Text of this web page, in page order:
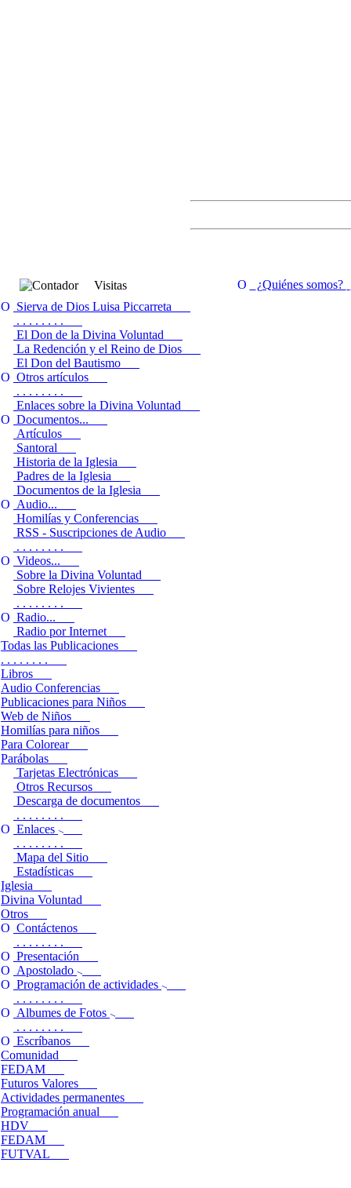
Visitas ¿Quiénes somos?
Sierva de Dios Luisa Piccarreta
. . . . . . . .
El Don de la Divina Voluntad
La Redención y el Reino de Dios
El Don del Bautismo
Otros artículos
. . . . . . . .
Enlaces sobre la Divina Voluntad
Documentos...
Artículos
Santoral
Historia de la Iglesia
Padres de la Iglesia
Documentos de la Iglesia
Audio...
Homilías y Conferencias
RSS - Suscripciones de Audio
. . . . . . . .
Videos...
Sobre la Divina Voluntad
Sobre Relojes Vivientes
. . . . . . . .
Radio...
Radio por Internet
Todas las Publicaciones
. . . . . . . .
Libros
Audio Conferencias
Publicaciones para Niños
Web de Niños
Homilías para niños
Para Colorear
Parábolas
Tarjetas Electrónicas
Otros Recursos
Descarga de documentos
. . . . . . . .
Enlaces
. . . . . . . .
Mapa del Sitio
Estadísticas
Iglesia
Divina Voluntad
Otros
Contáctenos
. . . . . . . .
Presentación
Apostolado
Programación de actividades
. . . . . . . .
Albumes de Fotos
. . . . . . . .
Escríbanos
Comunidad
FEDAM
Futuros Valores
Actividades permanentes
Programación anual
HDV
FEDAM
FUTVAL